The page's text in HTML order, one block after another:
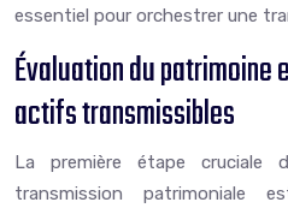
essentiel pour orchestrer une
Évaluation du
actifs transmissibles
La première étape cruciale
transmission patrimoniale